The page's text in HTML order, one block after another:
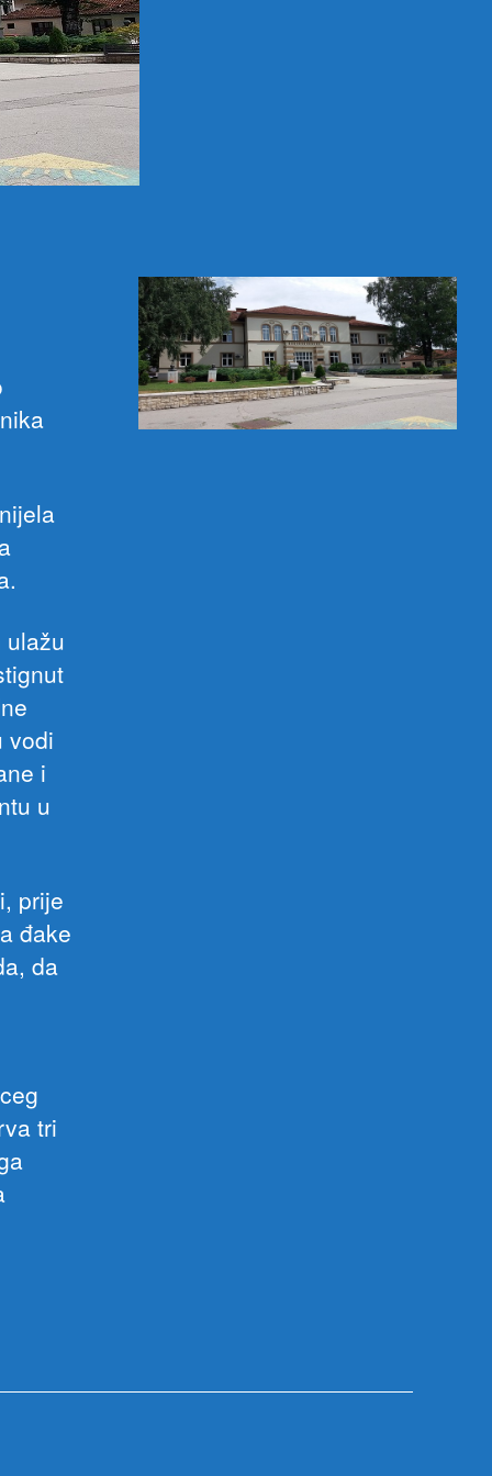
vodi
i
u
prije
đake
da
tri